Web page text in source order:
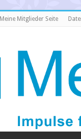
Meine Mitglieder Seite